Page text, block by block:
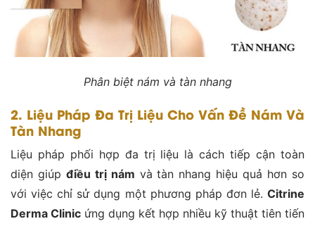
Phân biệt nám và tàn nhang
2. Liệu Pháp Đa Trị Liệu Cho Vấn Đề Nám Và
Tàn Nhang
Liệu pháp phối hợp đa trị liệu là cách tiếp cận toàn
diện giúp điều trị nám và tàn nhang hiệu quả hơn so
với việc chỉ sử dụng một phương pháp đơn lẻ. Citrine
Derma Clinic ứng dụng kết hợp nhiều kỹ thuật tiên tiến